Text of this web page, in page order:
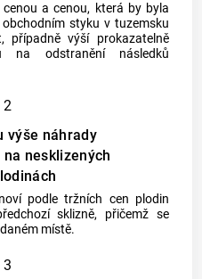
a cenou, která by byla
styku v tuzemsku
případně výší prokazatelně
na odstranění následků
2
výše náhrady
nesklizených
podle tržních cen plodin
sklizně, přičemž se
místě.
3